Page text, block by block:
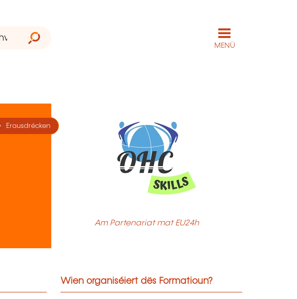
MENÜ
Erausdrécken
Am Partenariat mat EU24h
Wien organiséiert dës Formatioun?